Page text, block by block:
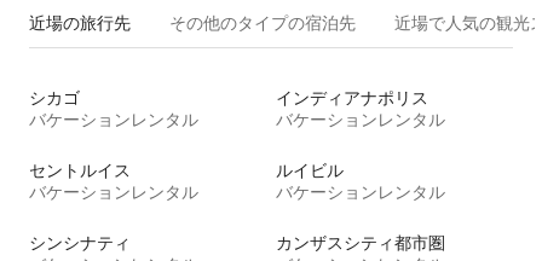
近場の旅行先 その他のタ⁠イ⁠プ⁠の宿⁠泊⁠先 近場で人気の観光
シカゴ
バケーションレンタル
インディアナポリス
バケーションレンタル
セントルイス
バケーションレンタル
ルイビル
バケーションレンタル
シンシナティ
カンザスシティ都市圏